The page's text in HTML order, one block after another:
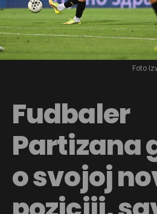
Foto
Fudbaler
Partizana
o svojoj